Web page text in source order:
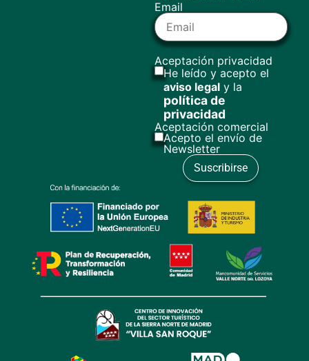
Email
Aceptación privacidad
He leído y acepto el
aviso legal y la
política de
privacidad
Aceptación comercial
Acepto el envío de
Newsletter